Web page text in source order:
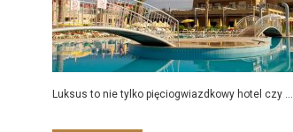
Luksus to nie tylko pięciogwiazdkowy hotel czy ...